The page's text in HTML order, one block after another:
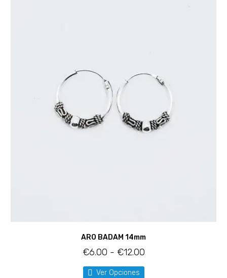
ARO BADAM 14mm
€6.00 - €12.00
Ver Opciones